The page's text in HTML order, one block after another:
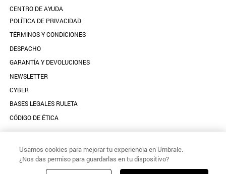
CALZADO
SALE
DESCARGA TU BOLETA AQUÍ
MIS FAVORITOS
GUÍA DE TALLAS
CONTACTANOS
TIENDAS
PREGUNTAS FRECUENTES
CENTRO DE AYUDA
POLÍTICA DE PRIVACIDAD
TÉRMINOS Y CONDICIONES
DESPACHO
GARANTÍA Y DEVOLUCIONES
NEWSLETTER
CYBER
BASES LEGALES RULETA
CÓDIGO DE ÉTICA
CENCOSUD
TARJETA CENCOSUD
Usamos cookies para mejorar tu experiencia en Umbrale.
¿Nos das permiso para guardarlas en tu dispositivo?